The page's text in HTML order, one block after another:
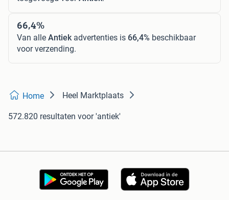
66,4%
Van alle Antiekadvertenties is 66,4% beschikbaar
voor verzending.
Home Heel Marktplaats
572.820 resultaten voor 'antiek'